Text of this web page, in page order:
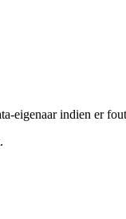
eigenaar indien er